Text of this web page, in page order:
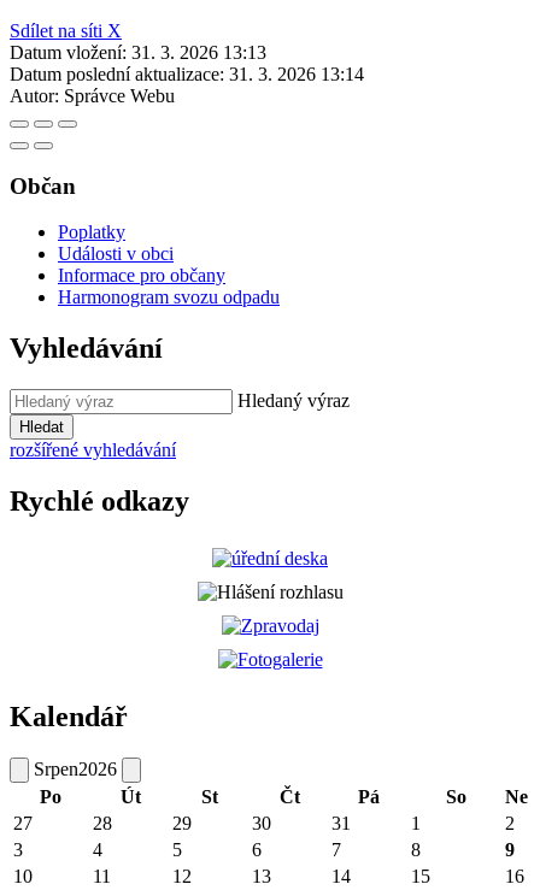
Sdílet na síti X
Datum vložení: 31. 3. 2026 13:13
Datum poslední aktualizace: 31. 3. 2026 13:14
Autor: Správce Webu
Občan
Poplatky
Události v obci
Informace pro občany
Harmonogram svozu odpadu
Vyhledávání
Hledaný výraz
Hledat
rozšířené vyhledávání
Rychlé odkazy
Kalendář
Srpen2026
Po
Út St Čt Pá So
Ne
27
28 29 30 31 1
2
3
4 5 6 7 8
9
10
11 12 13 14 15
16